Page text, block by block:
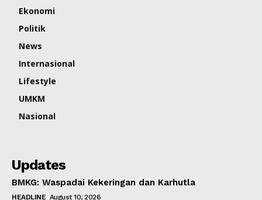
Ekonomi
Politik
News
Internasional
Lifestyle
UMKM
Nasional
Updates
BMKG: Waspadai Kekeringan dan Karhutla
HEADLINE August 10, 2026